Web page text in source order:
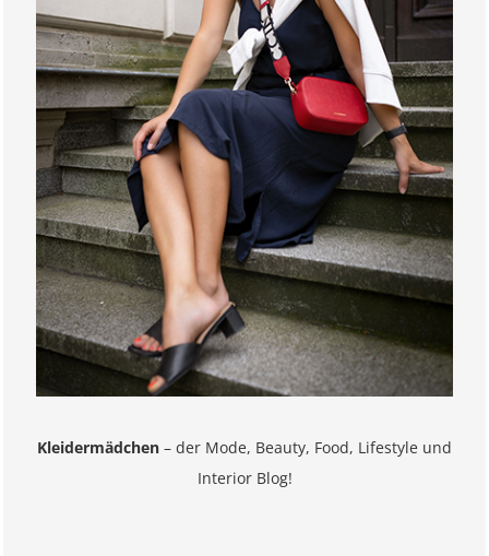
Kleidermädchen – der Mode, Beauty, Food, Lifestyle und
Interior Blog!